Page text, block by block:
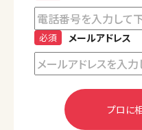
メールアドレス
必須